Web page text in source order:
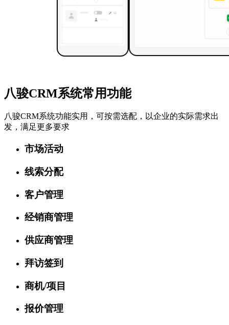
八骏CRM系统常用功能
八骏CRM系统功能实用，可按需选配，以企业的实际需求出
发，满足更多要求
市场活动
线索分配
客户管理
经销商管理
供应商管理
拜访签到
商机/项目
报价管理